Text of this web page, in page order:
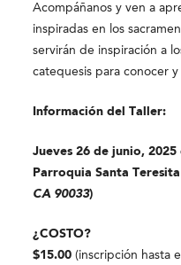
Acompáñanos y ven a
inspiradas en los
servirán de inspiración a
catequesis para conocer
Información del Taller:
Jueves 26 de junio,
Parroquia Santa
CA 90033)
¿COSTO?
$15.00 (inscripción hasta